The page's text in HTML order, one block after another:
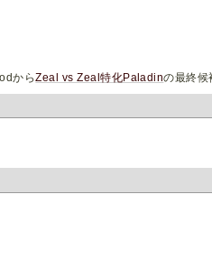
からZeal vs Zeal特化Paladinの最終候